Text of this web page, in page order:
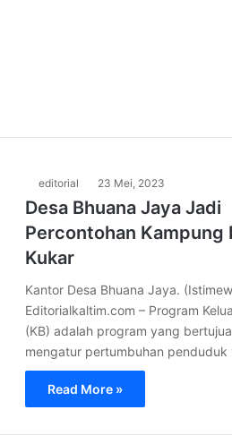
editorial 23 Mei, 2023
Desa Bhuana Jaya Jadi
Percontohan Kampung
Kukar
Kantor Desa Bhuana Jaya.
Editorialkaltim.com – Program
(KB) adalah program yang
mengatur pertumbuhan penduduk
Read More »